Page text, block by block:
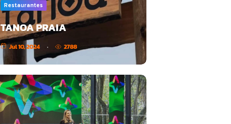
Restaurantes
TANOA PRAIA
Jul 10, 2024 2788